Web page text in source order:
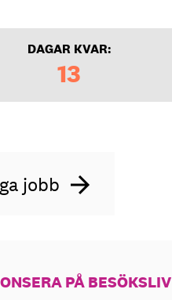
DAGAR KVAR:
13
jobb
PÅ BESÖKSLIV